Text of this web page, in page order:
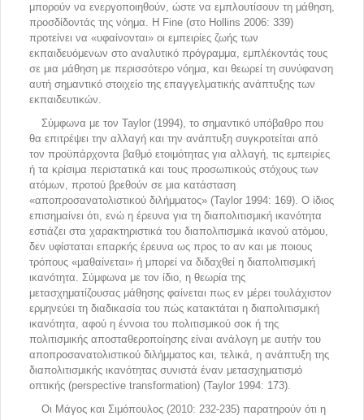
μπορούν να ενεργοποιηθούν, ώστε να εμπλουτίσουν τη μάθηση,
προσδίδοντάς της νόημα. Η Fine (στο Hollins 2006: 339)
προτείνει να «υφαίνονται» οι εμπειρίες ζωής των
εκπαιδευόμενων στο αναλυτικό πρόγραμμα, εμπλέκοντάς τους
σε μια μάθηση με περισσότερο νόημα, και θεωρεί τη συνύφανση
αυτή σημαντικό στοιχείο της επαγγελματικής ανάπτυξης των
εκπαιδευτικών.
Σύμφωνα με τον Taylor (1994), το σημαντικό υπόβαθρο που
θα επιτρέψει την αλλαγή και την ανάπτυξη συγκροτείται από
τον προϋπάρχοντα βαθμό ετοιμότητας για αλλαγή, τις εμπειρίες
ή τα κρίσιμα περιστατικά και τους προσωπικούς στόχους των
ατόμων, προτού βρεθούν σε μια κατάσταση
«αποπροσανατολιστικού διλήμματος» (Taylor 1994: 169). O ίδιος
επισημαίνει ότι, ενώ η έρευνα για τη διαπολιτισμική ικανότητα
εστιάζει στα χαρακτηριστικά του διαπολιτισμικά ικανού ατόμου,
δεν υφίσταται επαρκής έρευνα ως προς το αν και με ποιους
τρόπους «μαθαίνεται» ή μπορεί να διδαχθεί η διαπολιτισμική
ικανότητα. Σύμφωνα με τον ίδιο, η θεωρία της
μετασχηματίζουσας μάθησης φαίνεται πως εν μέρει τουλάχιστον
ερμηνεύει τη διαδικασία του πώς κατακτάται η διαπολιτισμική
ικανότητα, αφού η έννοια του πολιτισμικού σοκ ή της
πολιτισμικής αποσταθεροποίησης είναι ανάλογη με αυτήν του
αποπροσανατολιστικού διλήμματος και, τελικά, η ανάπτυξη της
διαπολιτισμικής ικανότητας συνιστά έναν μετασχηματισμό
οπτικής (perspective transformation) (Taylor 1994: 173).
Οι Μάγος και Σιμόπουλος (2010: 232-235) παρατηρούν ότι η